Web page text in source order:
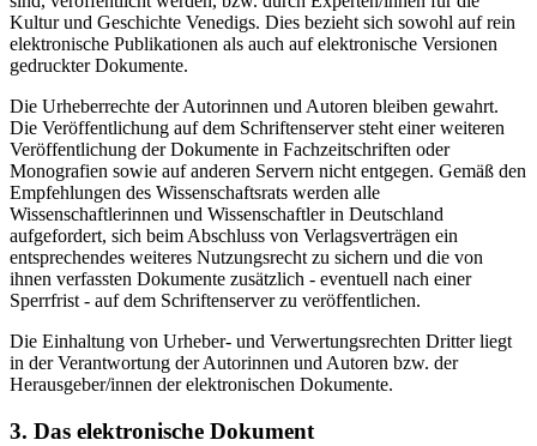
Kultur und Geschichte Venedigs. Dies bezieht sich sowohl auf rein
elektronische Publikationen als auch auf elektronische Versionen
gedruckter Dokumente.
Die Urheberrechte der Autorinnen und Autoren bleiben gewahrt.
Die Veröffentlichung auf dem Schriftenserver steht einer weiteren
Veröffentlichung der Dokumente in Fachzeitschriften oder
Monografien sowie auf anderen Servern nicht entgegen. Gemäß den
Empfehlungen des Wissenschaftsrats werden alle
Wissenschaftlerinnen und Wissenschaftler in Deutschland
aufgefordert, sich beim Abschluss von Verlagsverträgen ein
entsprechendes weiteres Nutzungsrecht zu sichern und die von
ihnen verfassten Dokumente zusätzlich - eventuell nach einer
Sperrfrist - auf dem Schriftenserver zu veröffentlichen.
Die Einhaltung von Urheber- und Verwertungsrechten Dritter liegt
in der Verantwortung der Autorinnen und Autoren bzw. der
Herausgeber/innen der elektronischen Dokumente.
3. Das elektronische Dokument